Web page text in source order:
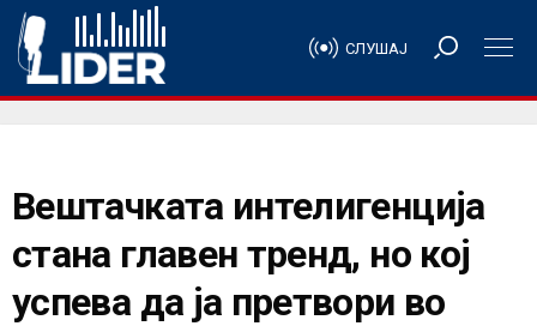
СЛУШАЈ
Вештачката интелигенција
стана главен тренд, но кој
успева да ја претвори во